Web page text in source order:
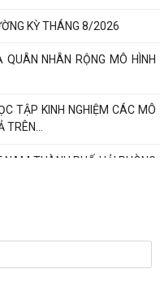
TRẬT TỰ TẠI KHU BÃI BỒI
KỲ THÁNG 8/2026
QUÂN NHÂN RỘNG MÔ HÌNH
TẬP KINH NGHIỆM CÁC MÔ